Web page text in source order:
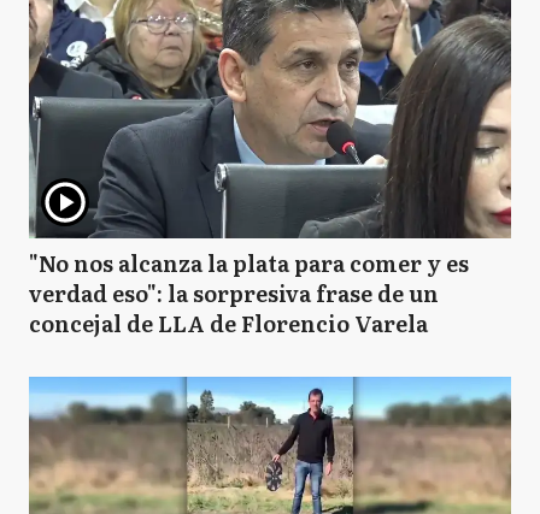
"No nos alcanza la plata para comer y es
verdad eso": la sorpresiva frase de un
concejal de LLA de Florencio Varela